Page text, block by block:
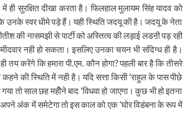
सुरक्षित दीखा करता है। फिलहाल मुलायम सिंह यादव को
उनके स्वर धीमे पड़े हैं। यही स्थिति जदयू की है। जदयू के नेता
की नासमझी से पार्टी को अस्तित्व की लड़ाई लडऩी पड़ रही
नही हो सकता। इसलिए उनका चयन भी संदिग्ध ही है।
करेंगे कि हमारा पी.एम. कौन होगा? पहली बार है कि तीसरे
की स्थिति में नही है। यदि सत्ता किसी ‘राहुल के पास पीछे
तो साल छह महीेने बाद ‘विधवा हो जाएगा। कुछ भी हो इतना
अपने अंक में समेटेगा तो इस काल को एक ‘घोर विडंबना के रूप में